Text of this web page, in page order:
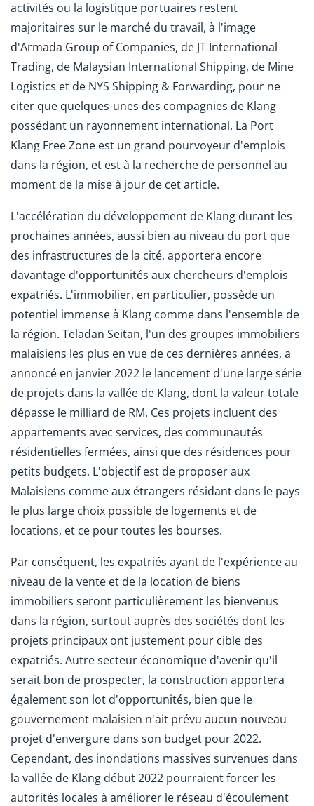
activités ou la logistique portuaires restent
majoritaires sur le marché du travail, à l'image
d'Armada Group of Companies, de JT International
Trading, de Malaysian International Shipping, de Mine
Logistics et de NYS Shipping & Forwarding, pour ne
citer que quelques-unes des compagnies de Klang
possédant un rayonnement international. La Port
Klang Free Zone est un grand pourvoyeur d'emplois
dans la région, et est à la recherche de personnel au
moment de la mise à jour de cet article.
L'accélération du développement de Klang durant les
prochaines années, aussi bien au niveau du port que
des infrastructures de la cité, apportera encore
davantage d'opportunités aux chercheurs d'emplois
expatriés. L'immobilier, en particulier, possède un
potentiel immense à Klang comme dans l'ensemble de
la région. Teladan Seitan, l'un des groupes immobiliers
malaisiens les plus en vue de ces dernières années, a
annoncé en janvier 2022 le lancement d'une large série
de projets dans la vallée de Klang, dont la valeur totale
dépasse le milliard de RM. Ces projets incluent des
appartements avec services, des communautés
résidentielles fermées, ainsi que des résidences pour
petits budgets. L'objectif est de proposer aux
Malaisiens comme aux étrangers résidant dans le pays
le plus large choix possible de logements et de
locations, et ce pour toutes les bourses.
Par conséquent, les expatriés ayant de l'expérience au
niveau de la vente et de la location de biens
immobiliers seront particulièrement les bienvenus
dans la région, surtout auprès des sociétés dont les
projets principaux ont justement pour cible des
expatriés. Autre secteur économique d'avenir qu'il
serait bon de prospecter, la construction apportera
également son lot d'opportunités, bien que le
gouvernement malaisien n'ait prévu aucun nouveau
projet d'envergure dans son budget pour 2022.
Cependant, des inondations massives survenues dans
la vallée de Klang début 2022 pourraient forcer les
autorités locales à améliorer le réseau d'écoulement